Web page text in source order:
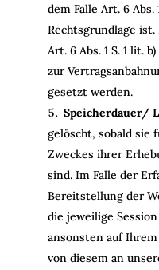
dem Falle Art. 6 Abs.
Rechtsgrundlage
Art. 6 Abs. 1 S. 1 lit.
zur
gesetzt werden.
Speicherdauer/
gelöscht, sobald sie
Zweckes ihrer
sind. Im Falle der
Bereitstellung der
die jeweilige
ansonsten auf
von diesem an